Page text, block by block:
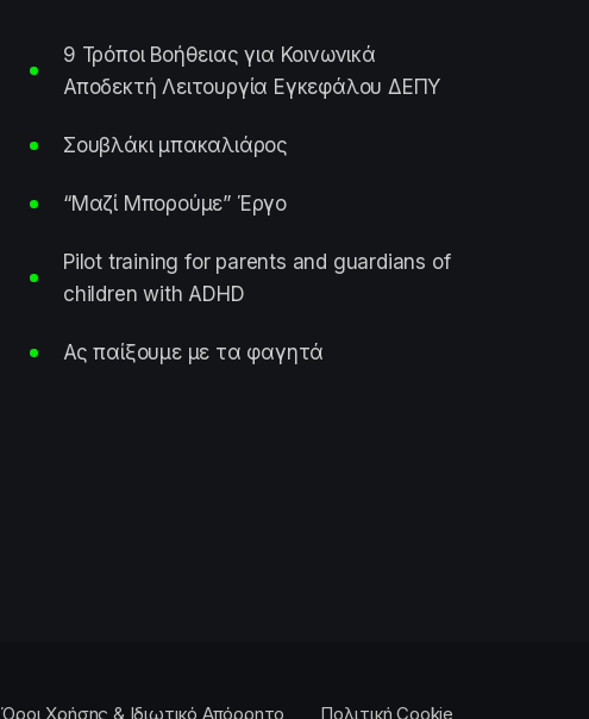
9 Τρόποι Βοήθειας για Κοινωνικά
Αποδεκτή Λειτουργία Εγκεφάλου ΔΕΠΥ
Σουβλάκι μπακαλιάρος
“Μαζί Μπορούμε” Έργο
Pilot training for parents and guardians of
children with ADHD
Ας παίξουμε με τα φαγητά
Όροι Χρήσης & Ιδιωτικό Απόρρητο Πολιτική Cookie